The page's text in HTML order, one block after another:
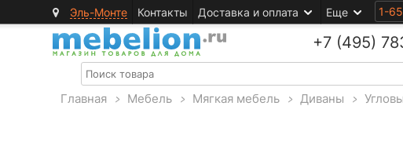
Эль-Монте Контакты Доставка и оплата Еще 1-
+7 (495)
Главная > Мебель > Мягкая мебель > Диваны >